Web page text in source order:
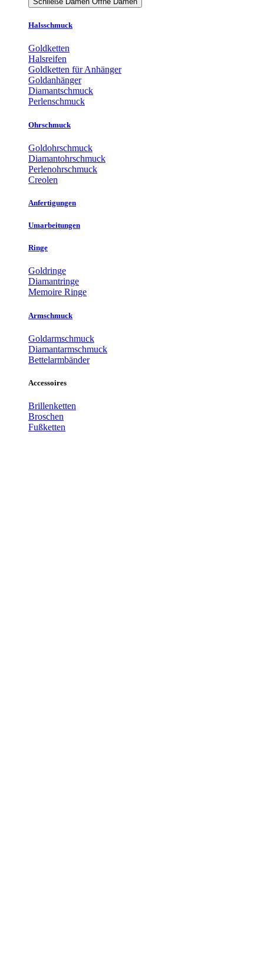
Halsschmuck
Goldketten
Halsreifen
Goldketten für Anhänger
Goldanhänger
Diamantschmuck
Perlenschmuck
Ohrschmuck
Goldohrschmuck
Diamantohrschmuck
Perlenohrschmuck
Creolen
Anfertigungen
Umarbeitungen
Ringe
Goldringe
Diamantringe
Memoire Ringe
Armschmuck
Goldarmschmuck
Diamantarmschmuck
Bettelarmbänder
Accessoires
Brillenketten
Broschen
Fußketten